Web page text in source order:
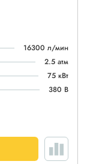
16300 л/мин
2.5 атм
75 кВт
380 В